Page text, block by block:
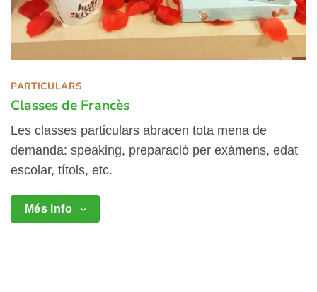
PARTICULARS
Classes de Francès
Les classes particulars abracen tota mena de
demanda: speaking, preparació per exàmens, edat
escolar, títols, etc.
Més info